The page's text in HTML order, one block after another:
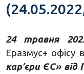
24 травня
Еразмус+ офісу
кар’єри ЄС»